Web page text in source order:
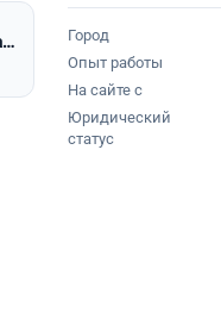
Студия анимации, графики и WEB дизайна Hot Stream Team Город
Опыт работы
На сайте с
Юридический
статус